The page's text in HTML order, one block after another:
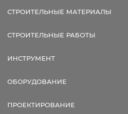
СТРОИТЕЛЬНЫЕ МАТЕРИАЛЫ
СТРОИТЕЛЬНЫЕ РАБОТЫ
ИНСТРУМЕНТ
ОБОРУДОВАНИЕ
ПРОЕКТИРОВАНИЕ